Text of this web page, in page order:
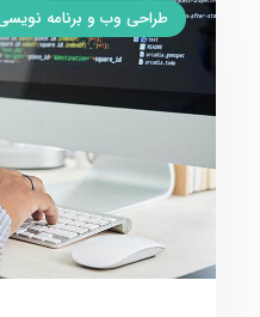
طراحی وب و برنامه